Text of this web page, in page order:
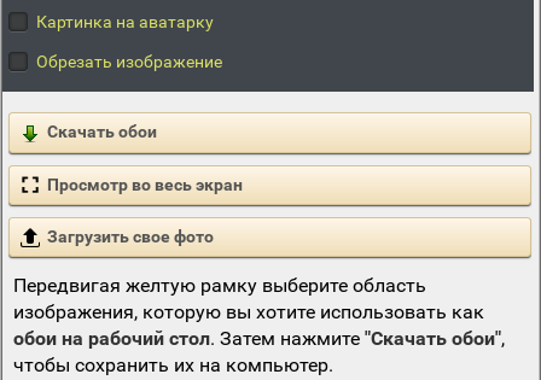
Картинка на аватарку
Обрезать изображение
Скачать обои
Просмотр во весь экран
Загрузить свое фото
Передвигая желтую рамку выберите область
изображения, которую вы хотите использовать как
обои на рабочий стол. Затем нажмите "Скачать обои",
чтобы сохранить их на компьютер.